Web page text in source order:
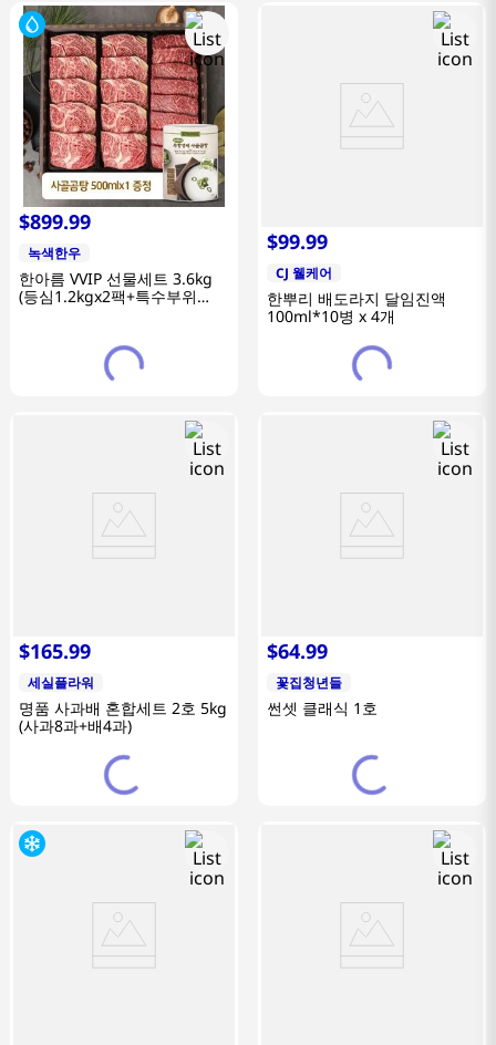
$899.99
녹색한우
한아름 VVIP 선물세트 3.6kg
(등심1.2kgx2팩+특수부위
0.6kg+채끝0.6kg/1++등급)
$99.99
CJ 웰케어
한뿌리 배도라지 달임진액
100ml*10병 x 4개
$165.99
세실플라워
명품 사과배 혼합세트 2호 5kg
(사과8과+배4과)
$64.99
꽃집청년들
썬셋 클래식 1호